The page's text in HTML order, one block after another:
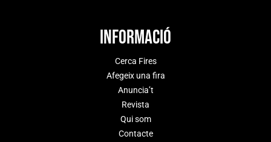
Informació
Cerca Fires
Afegeix una fira
Anuncia’t
Revista
Qui som
Contacte